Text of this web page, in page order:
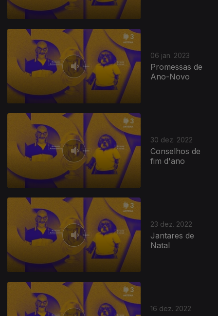
06 jan. 2023
Promessas de
Ano-Novo
30 dez. 2022
Conselhos de
fim d'ano
23 dez. 2022
Jantares de
Natal
16 dez. 2022